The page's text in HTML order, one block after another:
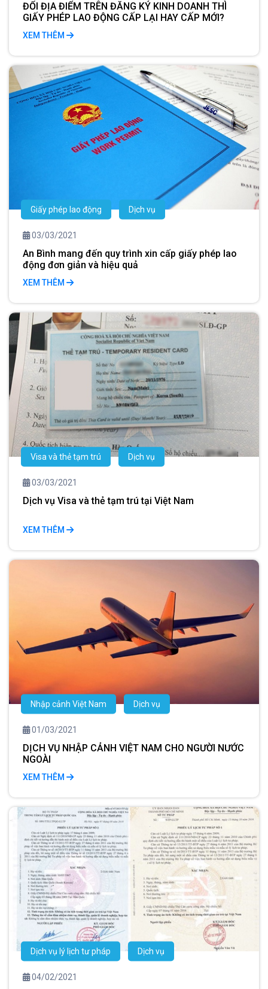
ĐỔI ĐỊA ĐIỂM TRÊN ĐĂNG KÝ KINH DOANH THÌ
GIẤY PHÉP LAO ĐỘNG CẤP LẠI HAY CẤP MỚI?
XEM THÊM
Giấy phép lao động Dịch vụ
03/03/2021
An Bình mang đến quy trình xin cấp giấy phép lao
động đơn giản và hiệu quả
XEM THÊM
Visa và thẻ tạm trú Dịch vụ
03/03/2021
Dịch vụ Visa và thẻ tạm trú tại Việt Nam
XEM THÊM
Nhập cảnh Việt Nam Dịch vụ
01/03/2021
DỊCH VỤ NHẬP CẢNH VIỆT NAM CHO NGƯỜI NƯỚC
NGOÀI
XEM THÊM
Dịch vụ lý lịch tư pháp Dịch vụ
04/02/2021